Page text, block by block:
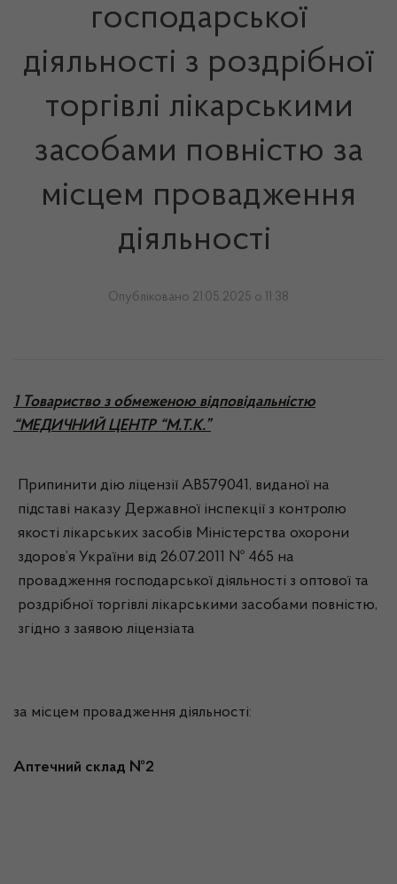
господарської
діяльності з роздрібної
торгівлі лікарськими
засобами повністю за
місцем провадження
діяльності
Опубліковано 21.05.2025 о 11:38
1 Товариство з обмеженою відповідальністю
“МЕДИЧНИЙ ЦЕНТР “М.Т.К.”
Припинити дію ліцензії АВ579041, виданої на
підставі наказу Державної інспекції з контролю
якості лікарських засобів Міністерства охорони
здоров’я України від 26.07.2011 № 465 на
провадження господарської діяльності з оптової та
роздрібної торгівлі лікарськими засобами повністю,
згідно з заявою ліцензіата
за місцем провадження діяльності:
Аптечний склад №2